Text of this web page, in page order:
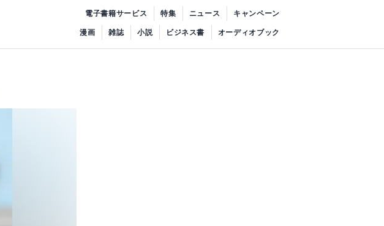
電子書籍サービス 特集 ニュース キャンペーン
漫画 雑誌 小説 ビジネス書 オーディオブック